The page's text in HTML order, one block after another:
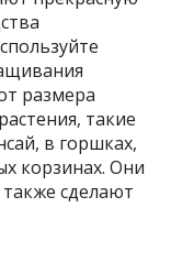
размера
такие
в горшках,
корзинах. Они
сделают